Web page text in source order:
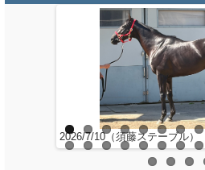
2026/7/10（須藤ステーブル）